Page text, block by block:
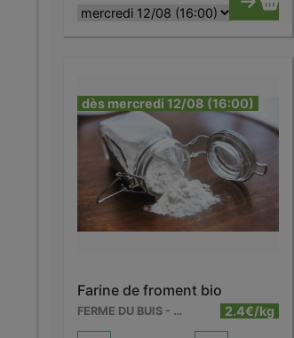
dès mercredi 12/08 (16:00)
Farine de froment bio
FERME DU BUIS - BARRY 2.4€/kg